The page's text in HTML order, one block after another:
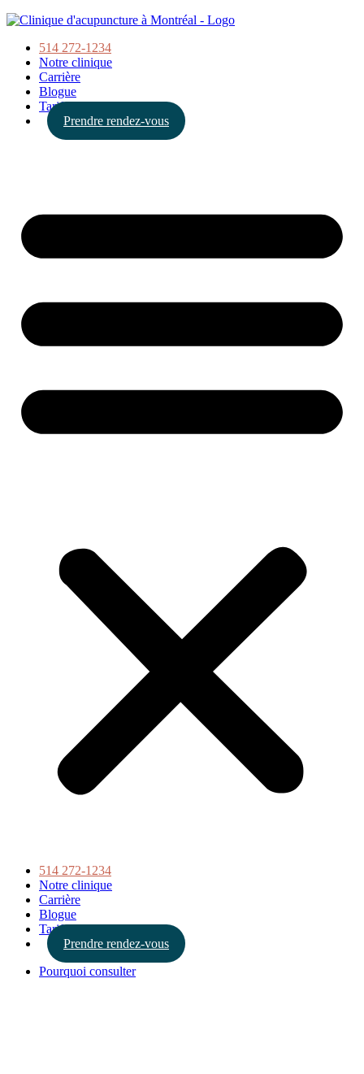
514 272-1234
Notre clinique
Carrière
Blogue
Tarifs
Prendre rendez-vous
514 272-1234
Notre clinique
Carrière
Blogue
Tarifs
Prendre rendez-vous
Pourquoi consulter